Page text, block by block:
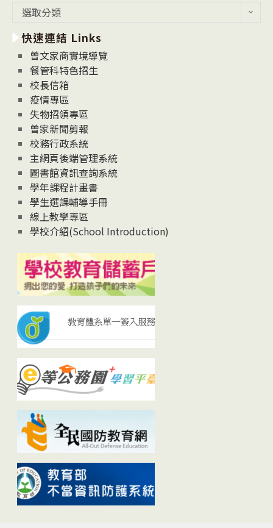
消
息
News
選取分類
快速連結 Links
曾文家商實境導覽
餐管科特色招生
校長信箱
疫情專區
失物招領專區
曾家新聞剪報
校務行政系統
主網頁後端管理系統
圖書館資訊查詢系統
學年課程計畫書
學生選課輔導手冊
線上教學專區
學校介紹(School Introduction)